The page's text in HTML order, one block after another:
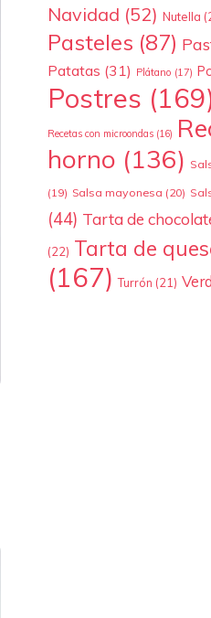
Navidad (52) Nutella
Pasteles (87)
Patatas (31) Plátano (17)
Postres
Recetas con microondas(16)
horno (136)
(19) Salsa mayonesa (20)
(44) Tarta de
(22) Tarta de
(167) Turrón (21)